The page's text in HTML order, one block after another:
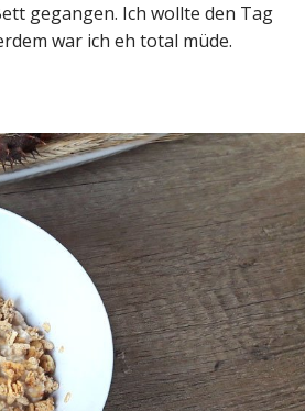
gegangen. Ich wollte den Tag
war ich eh total müde.